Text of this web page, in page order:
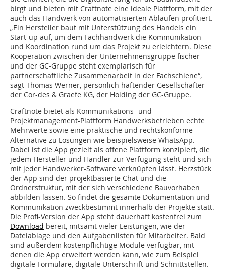
birgt und bieten mit Craftnote eine ideale Plattform, mit der
auch das Handwerk von automatisierten Abläufen profitiert.
„Ein Hersteller baut mit Unterstützung des Handels ein
Start-up auf, um dem Fachhandwerk die Kommunikation
und Koordination rund um das Projekt zu erleichtern. Diese
Kooperation zwischen der Unternehmensgruppe fischer
und der GC-Gruppe steht exemplarisch für
partnerschaftliche Zusammenarbeit in der Fachschiene“,
sagt Thomas Werner, persönlich haftender Gesellschafter
der Cor-des & Graefe KG, der Holding der GC-Gruppe.
Craftnote bietet als Kommunikations- und
Projektmanagement-Plattform Handwerksbetrieben echte
Mehrwerte sowie eine praktische und rechtskonforme
Alternative zu Lösungen wie beispielsweise WhatsApp.
Dabei ist die App gezielt als offene Plattform konzipiert, die
jedem Hersteller und Händler zur Verfügung steht und sich
mit jeder Handwerker-Software verknüpfen lässt. Herzstück
der App sind der projektbasierte Chat und die
Ordnerstruktur, mit der sich verschiedene Bauvorhaben
abbilden lassen. So findet die gesamte Dokumentation und
Kommunikation zweckbestimmt innerhalb der Projekte statt.
Die Profi-Version der App steht dauerhaft kostenfrei zum
Download bereit, mitsamt vieler Leistungen, wie der
Dateiablage und den Aufgabenlisten für Mitarbeiter. Bald
sind außerdem kostenpflichtige Module verfügbar, mit
denen die App erweitert werden kann, wie zum Beispiel
digitale Formulare, digitale Unterschrift und Schnittstellen.